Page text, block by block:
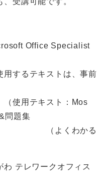
Specialist
するテキストは、事前
ト：Mos
問題集
かる
テレワークオフィス